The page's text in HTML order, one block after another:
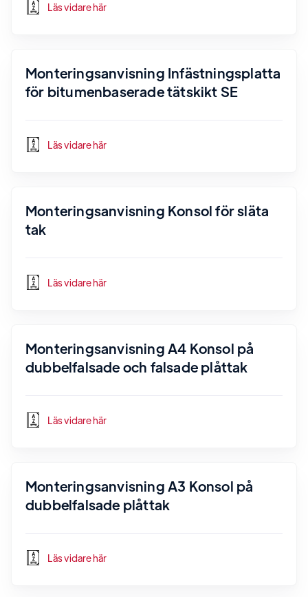
Läs vidare här
Monteringsanvisning Infästningsplatta
för bitumenbaserade tätskikt SE
Läs vidare här
Monteringsanvisning Konsol för släta
tak
Läs vidare här
Monteringsanvisning A4 Konsol på
dubbelfalsade och falsade plåttak
Läs vidare här
Monteringsanvisning A3 Konsol på
dubbelfalsade plåttak
Läs vidare här